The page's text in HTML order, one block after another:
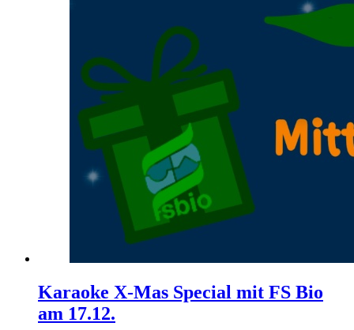
Karaoke X-Mas Special mit FS Bio
am 17.12.